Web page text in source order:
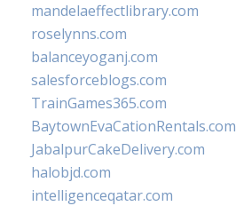
mandelaeffectlibrary.com
roselynns.com
balanceyoganj.com
salesforceblogs.com
TrainGames365.com
BaytownEvaCationRentals.com
JabalpurCakeDelivery.com
halobjd.com
intelligenceqatar.com